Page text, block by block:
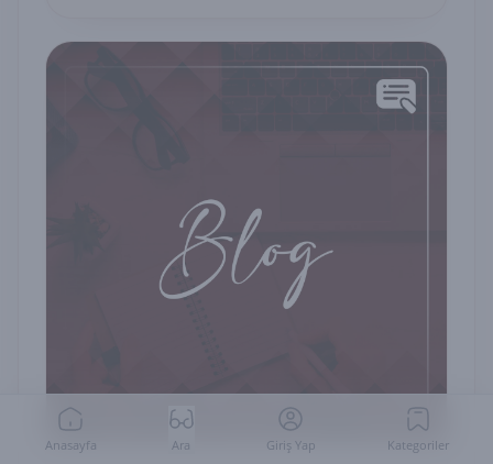
Anasayfa Ara Giriş Yap Kategoriler